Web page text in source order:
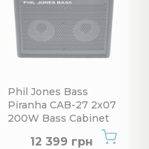
Phil Jones Bass
Piranha CAB-27 2x07
200W Bass Cabinet
12 399 грнНет в наличии